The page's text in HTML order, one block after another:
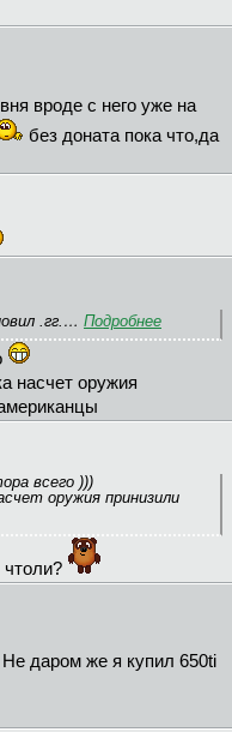
вроде с него уже на
без доната пока что,да
.гг.… Подробнее
насчет оружия
всего )))
оружия принизили
Не даром же я купил 650ti